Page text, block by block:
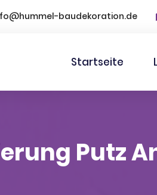
baudekoration.de
Startseite
Putz